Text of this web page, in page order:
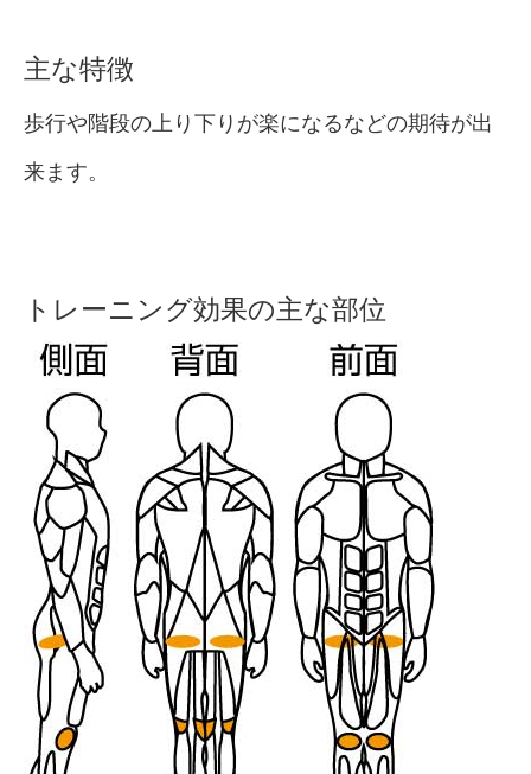
主な特徴
歩行や階段の上り下りが楽になるなどの期待が出
来ます。
トレーニング効果の主な部位